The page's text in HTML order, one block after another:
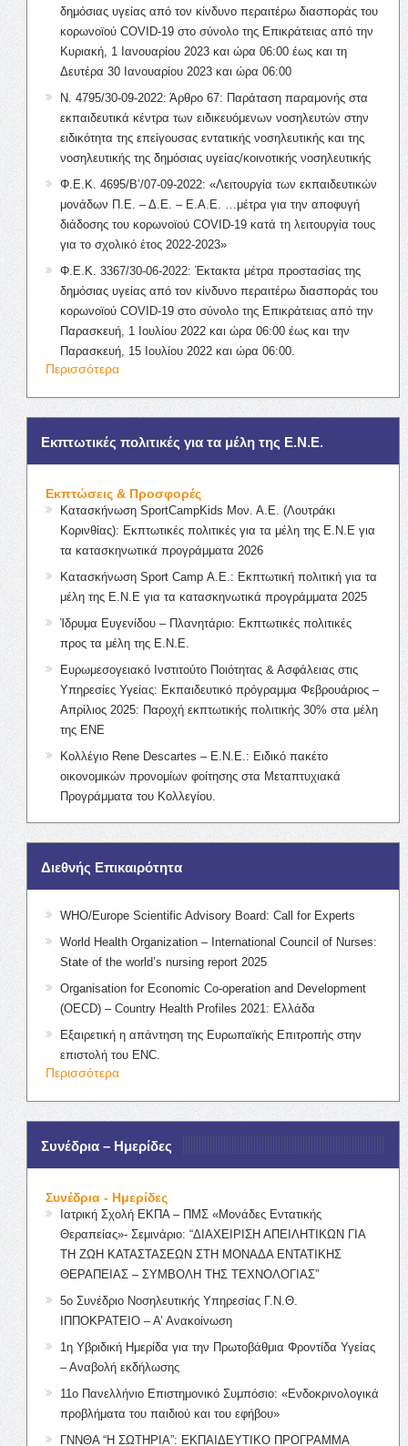
δημόσιας υγείας από τον κίνδυνο περαιτέρω διασποράς του
κορωνοϊού COVID-19 στο σύνολο της Επικράτειας από την
Κυριακή, 1 Ιανουαρίου 2023 και ώρα 06:00 έως και τη
Δευτέρα 30 Ιανουαρίου 2023 και ώρα 06:00
Ν. 4795/30-09-2022: Άρθρο 67: Παράταση παραμονής στα
εκπαιδευτικά κέντρα των ειδικευόμενων νοσηλευτών στην
ειδικότητα της επείγουσας εντατικής νοσηλευτικής και της
νοσηλευτικής της δημόσιας υγείας/κοινοτικής νοσηλευτικής
Φ.Ε.Κ. 4695/Β’/07-09-2022: «Λειτουργία των εκπαιδευτικών
μονάδων Π.Ε. – Δ.Ε. – Ε.Α.Ε. …μέτρα για την αποφυγή
διάδοσης του κορωνοϊού COVID-19 κατά τη λειτουργία τους
για το σχολικό έτος 2022-2023»
Φ.Ε.Κ. 3367/30-06-2022: Έκτακτα μέτρα προστασίας της
δημόσιας υγείας από τον κίνδυνο περαιτέρω διασποράς του
κορωνοϊού COVID-19 στο σύνολο της Επικράτειας από την
Παρασκευή, 1 Ιουλίου 2022 και ώρα 06:00 έως και την
Παρασκευή, 15 Ιουλίου 2022 και ώρα 06:00.
Περισσότερα
Εκπτωτικές πολιτικές για τα μέλη της Ε.Ν.Ε.
Εκπτώσεις & Προσφορές
Κατασκήνωση SportCampKids Μον. Α.Ε. (Λουτράκι
Κορινθίας): Εκπτωτικές πολιτικές για τα μέλη της Ε.Ν.Ε για
τα κατασκηνωτικά προγράμματα 2026
Κατασκήνωση Sport Camp Α.Ε.: Εκπτωτική πολιτική για τα
μέλη της Ε.Ν.Ε για τα κατασκηνωτικά προγράμματα 2025
Ίδρυμα Ευγενίδου – Πλανητάριο: Εκπτωτικές πολιτικές
προς τα μέλη της Ε.Ν.Ε.
Ευρωμεσογειακό Ινστιτούτο Ποιότητας & Ασφάλειας στις
Υπηρεσίες Υγείας: Εκπαιδευτικό πρόγραμμα Φεβρουάριος –
Απρίλιος 2025: Παροχή εκπτωτικής πολιτικής 30% στα μέλη
της ΕΝΕ
Κολλέγιο Rene Descartes – Ε.Ν.Ε.: Ειδικό πακέτο
οικονομικών προνομίων φοίτησης στα Μεταπτυχιακά
Προγράμματα του Κολλεγίου.
Διεθνής Επικαιρότητα
WHO/Europe Scientific Advisory Board: Call for Experts
World Health Organization – International Council of Nurses:
State of the world’s nursing report 2025
Organisation for Economic Co-operation and Development
(OECD) – Country Health Profiles 2021: Ελλάδα
Εξαιρετική η απάντηση της Ευρωπαϊκής Επιτροπής στην
επιστολή του ENC.
Περισσότερα
Συνέδρια – Ημερίδες
Συνέδρια - Ημερίδες
Ιατρική Σχολή ΕΚΠΑ – ΠΜΣ «Μονάδες Εντατικής
Θεραπείας»- Σεμινάριο: “ΔΙΑΧΕΙΡΙΣΗ ΑΠΕΙΛΗΤΙΚΩΝ ΓΙΑ
ΤΗ ΖΩΗ ΚΑΤΑΣΤΑΣΕΩΝ ΣΤΗ ΜΟΝΑΔΑ ΕΝΤΑΤΙΚΗΣ
ΘΕΡΑΠΕΙΑΣ – ΣΥΜΒΟΛΗ ΤΗΣ ΤΕΧΝΟΛΟΓΙΑΣ”
5ο Συνέδριο Νοσηλευτικής Υπηρεσίας Γ.Ν.Θ.
ΙΠΠΟΚΡΑΤΕΙΟ – Α’ Ανακοίνωση
1η Υβριδική Ημερίδα για την Πρωτοβάθμια Φροντίδα Υγείας
– Αναβολή εκδήλωσης
11ο Πανελλήνιο Επιστημονικό Συμπόσιο: «Ενδοκρινολογικά
προβλήματα του παιδιού και του εφήβου»
ΓΝΝΘΑ “Η ΣΩΤΗΡΙΑ”: ΕΚΠΑΙΔΕΥΤΙΚΟ ΠΡΟΓΡΑΜΜΑ